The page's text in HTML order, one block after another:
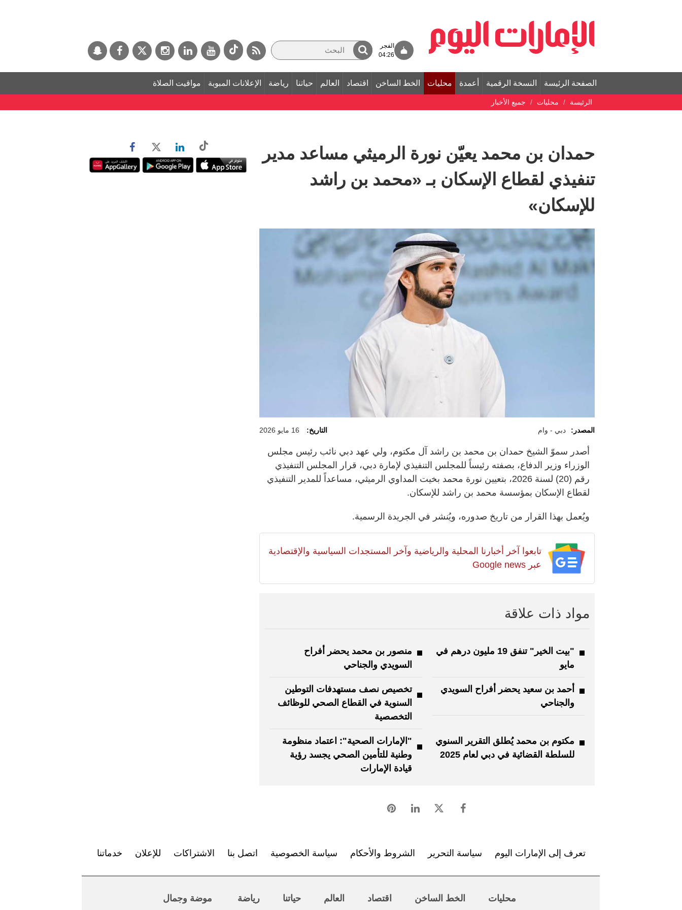
الفجر
04:26
الصفحة الرئيسة النسخة الرقمية أعمدة محليات الخط الساخن اقتصاد العالم حياتنا رياضة الإعلانات المبوبة مواقيت الصلاة
الرئيسة محليات جميع الأخبار
حمدان بن محمد يعيّن نورة الرميثي مساعد مدير
تنفيذي لقطاع الإسكان بـ «محمد بن راشد
للإسكان»
المصدر: دبي - وام التاريخ: 16 مايو 2026
أصدر سموّ الشيخ حمدان بن محمد بن راشد آل مكتوم، ولي عهد دبي نائب رئيس مجلس
الوزراء وزير الدفاع، بصفته رئيساً للمجلس التنفيذي لإمارة دبي، قرار المجلس التنفيذي
رقم (20) لسنة 2026، بتعيين نورة محمد بخيت المداوي الرميثي، مساعداً للمدير التنفيذي
لقطاع الإسكان بمؤسسة محمد بن راشد للإسكان.
ويُعمل بهذا القرار من تاريخ صدوره، ويُنشر في الجريدة الرسمية.
تابعوا آخر أخبارنا المحلية والرياضية وآخر المستجدات السياسية والإقتصادية
عبر Google news
مواد ذات علاقة
"بيت الخير" تنفق 19 مليون درهم في
مايو
منصور بن محمد يحضر أفراح
السويدي والجناحي
أحمد بن سعيد يحضر أفراح السويدي
والجناحي
تخصيص نصف مستهدفات التوطين
السنوية في القطاع الصحي للوظائف
التخصصية
مكتوم بن محمد يُطلق التقرير السنوي
للسلطة القضائية في دبي لعام 2025
"الإمارات الصحية": اعتماد منظومة
وطنية للتأمين الصحي يجسد رؤية
قيادة الإمارات
تعرف إلى الإمارات اليوم سياسة التحرير الشروط والأحكام سياسة الخصوصية اتصل بنا الاشتراكات للإعلان خدماتنا
محليات الخط الساخن اقتصاد العالم حياتنا رياضة موضة وجمال